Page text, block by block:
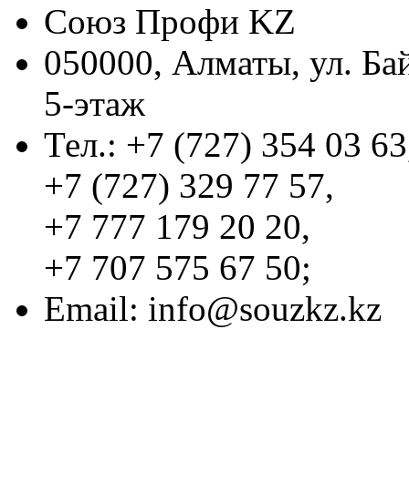
Союз Профи KZ
050000, Алматы, ул.
5-этаж
Тел.: +7 (727) 354 03
+7 (727) 329 77 57,
+7 777 179 20 20,
+7 707 575 67 50;
Email: info@souzkz.kz